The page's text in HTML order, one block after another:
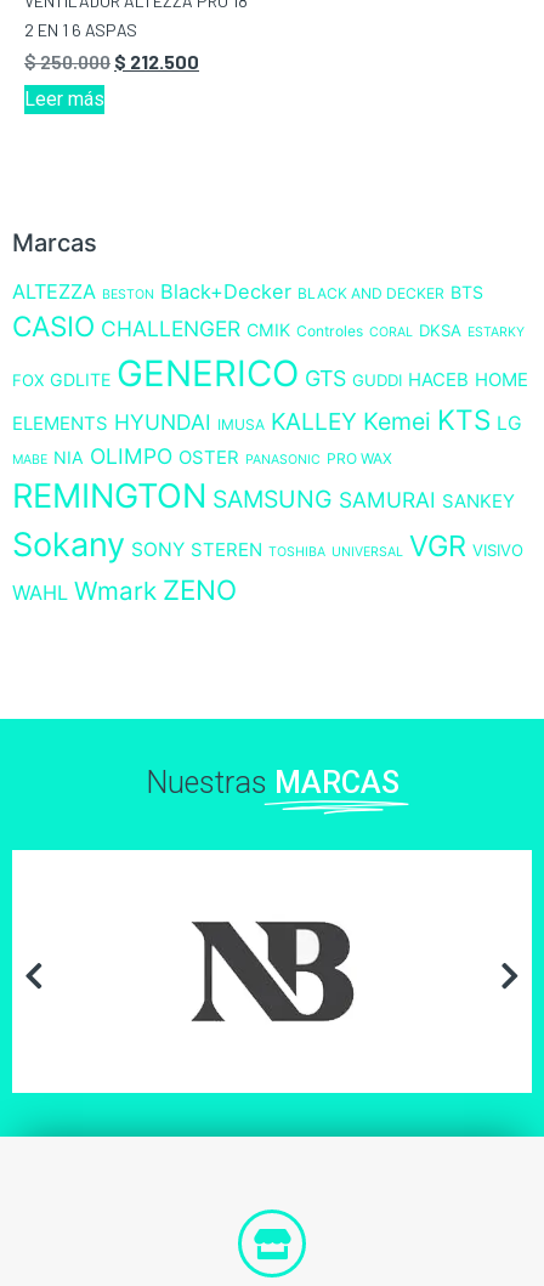
2 EN 1 6 ASPAS
$250.000 $ 212.500
Leer más
Marcas
ALTEZZA BESTON Black+Decker BLACK AND DECKER BTS
CASIO CHALLENGER CMIK Controles CORAL DKSA ESTARKY
FOX GDLITE GENERICO GTS GUDDI HACEB HOME
ELEMENTS HYUNDAI IMUSA KALLEY Kemei KTS LG
MABE NIA OLIMPO OSTER PANASONIC PRO WAX
REMINGTON SAMSUNG SAMURAI SANKEY
Sokany SONY STEREN TOSHIBA UNIVERSAL VGR VISIVO
WAHL Wmark ZENO
Nuestras MARCAS